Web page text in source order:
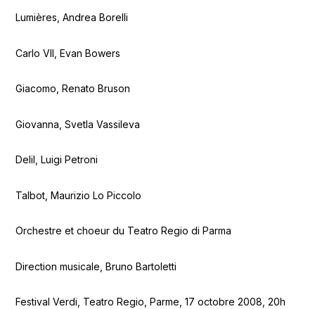
Lumières, Andrea Borelli
Carlo VII, Evan Bowers
Giacomo, Renato Bruson
Giovanna, Svetla Vassileva
Delil, Luigi Petroni
Talbot, Maurizio Lo Piccolo
Orchestre et choeur du Teatro Regio di Parma
Direction musicale, Bruno Bartoletti
Festival Verdi, Teatro Regio, Parme, 17 octobre 2008, 20h